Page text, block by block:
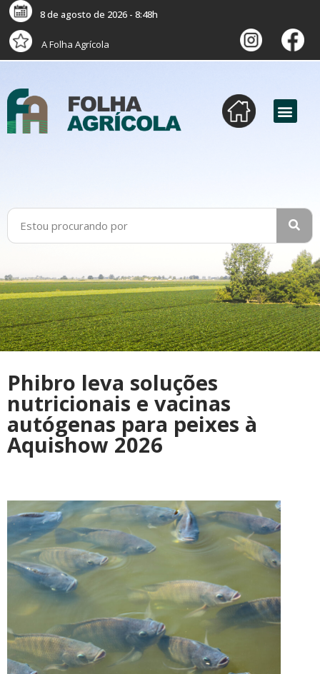
8 de agosto de 2026 - 8:48h
A Folha Agrícola
Phibro leva soluções
nutricionais e vacinas
autógenas para peixes à
Aquishow 2026